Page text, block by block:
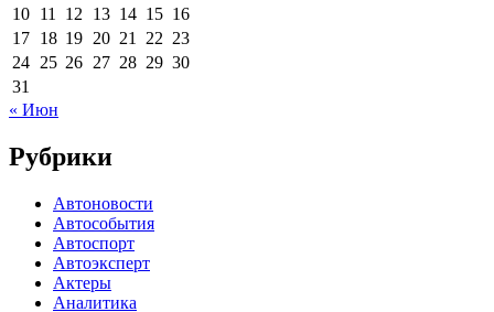
10 11 12 13 14 15 16
17 18 19 20 21 22 23
24 25 26 27 28 29 30
31
« Июн
Рубрики
Автоновости
Автособытия
Автоспорт
Автоэксперт
Актеры
Аналитика